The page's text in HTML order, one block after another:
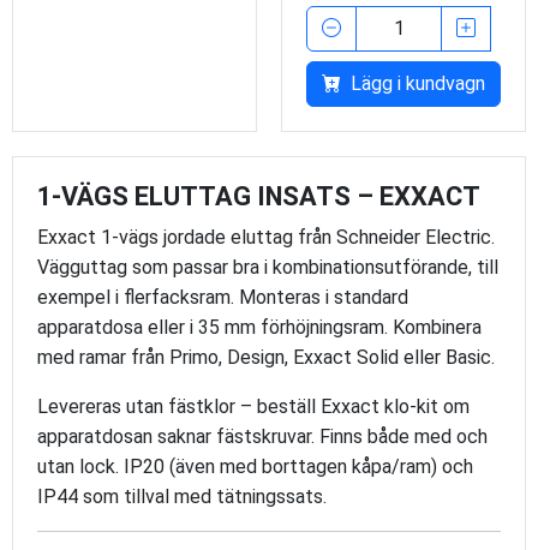
Lägg i kundvagn
1-VÄGS ELUTTAG INSATS – EXXACT
Exxact 1-vägs jordade eluttag från Schneider Electric.
Vägguttag som passar bra i kombinationsutförande, till
exempel i flerfacksram. Monteras i standard
apparatdosa eller i 35 mm förhöjningsram. Kombinera
med ramar från Primo, Design, Exxact Solid eller Basic.
Levereras utan fästklor – beställ Exxact klo-kit om
apparatdosan saknar fästskruvar. Finns både med och
utan lock. IP20 (även med borttagen kåpa/ram) och
IP44 som tillval med tätningssats.